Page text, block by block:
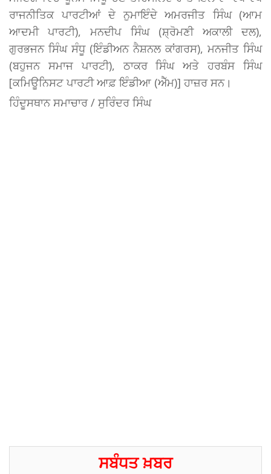
ਰਾਜਨੀਤਿਕ ਪਾਰਟੀਆਂ ਦੇ ਨੁਮਾਇੰਦੇ ਅਮਰਜੀਤ ਸਿੰਘ (ਆਮ
ਆਦਮੀ ਪਾਰਟੀ), ਮਨਦੀਪ ਸਿੰਘ (ਸ਼੍ਰੋਮਣੀ ਅਕਾਲੀ ਦਲ),
ਗੁਰਭਜਨ ਸਿੰਘ ਸੰਧੂ (ਇੰਡੀਅਨ ਨੈਸ਼ਨਲ ਕਾਂਗਰਸ), ਮਨਜੀਤ ਸਿੰਘ
(ਬਹੁਜਨ ਸਮਾਜ ਪਾਰਟੀ), ਠਾਕਰ ਸਿੰਘ ਅਤੇ ਹਰਬੰਸ ਸਿੰਘ
[ਕਮਿਊਨਿਸਟ ਪਾਰਟੀ ਆਫ਼ ਇੰਡੀਆ (ਐੱਮ)] ਹਾਜ਼ਰ ਸਨ।
ਹਿੰਦੂਸਥਾਨ ਸਮਾਚਾਰ / ਸੁਰਿੰਦਰ ਸਿੰਘ
ਸਬੰਧਤ ਖ਼ਬਰ